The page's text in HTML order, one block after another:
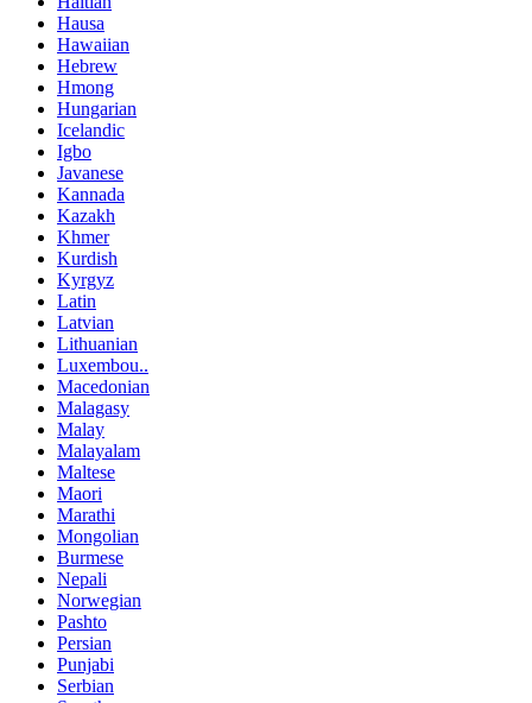
Hausa
Hawaiian
Hebrew
Hmong
Hungarian
Icelandic
Igbo
Javanese
Kannada
Kazakh
Khmer
Kurdish
Kyrgyz
Latin
Latvian
Lithuanian
Luxembou..
Macedonian
Malagasy
Malay
Malayalam
Maltese
Maori
Marathi
Mongolian
Burmese
Nepali
Norwegian
Pashto
Persian
Punjabi
Serbian